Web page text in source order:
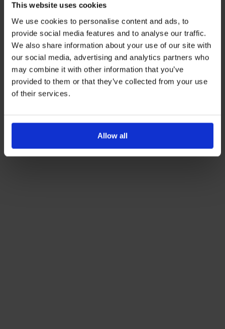
This website uses cookies
We use cookies to personalise content and ads, to
provide social media features and to analyse our traffic.
We also share information about your use of our site with
our social media, advertising and analytics partners who
may combine it with other information that you’ve
provided to them or that they’ve collected from your use
of their services.
Allow all
Ενδιαφέρομαι για:
Γυναικεία
Ανδρικά
Εγγραφή
Με την εγγραφή σας, συμφωνείτε να λαμβάνετε
ενημερωτικά email.
'Οχι, ευχαριστώ